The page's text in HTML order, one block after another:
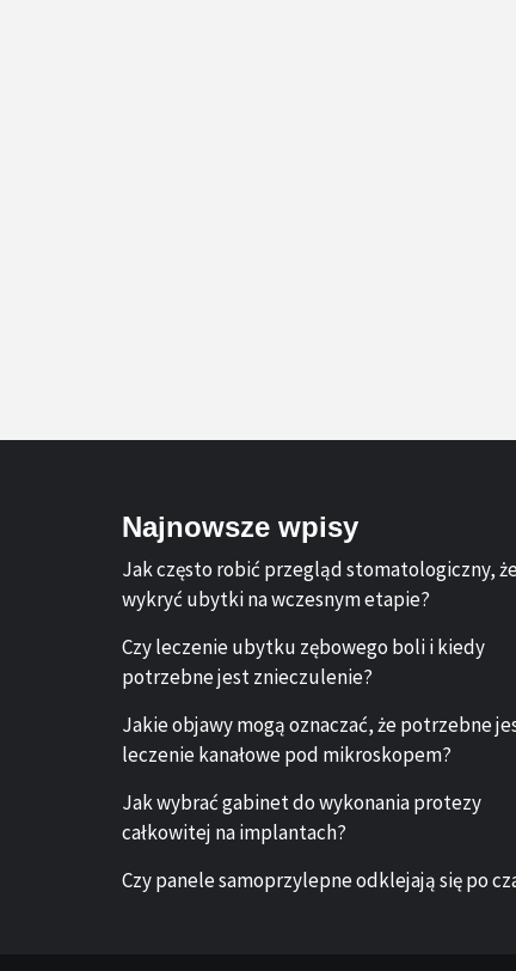
Najnowsze wpisy
Jak często robić przegląd stomatologiczny,
wykryć ubytki na wczesnym etapie?
Czy leczenie ubytku zębowego boli i kiedy
potrzebne jest znieczulenie?
Jakie objawy mogą oznaczać, że potrzebne
leczenie kanałowe pod mikroskopem?
Jak wybrać gabinet do wykonania protezy
całkowitej na implantach?
Czy panele samoprzylepne odklejają się po